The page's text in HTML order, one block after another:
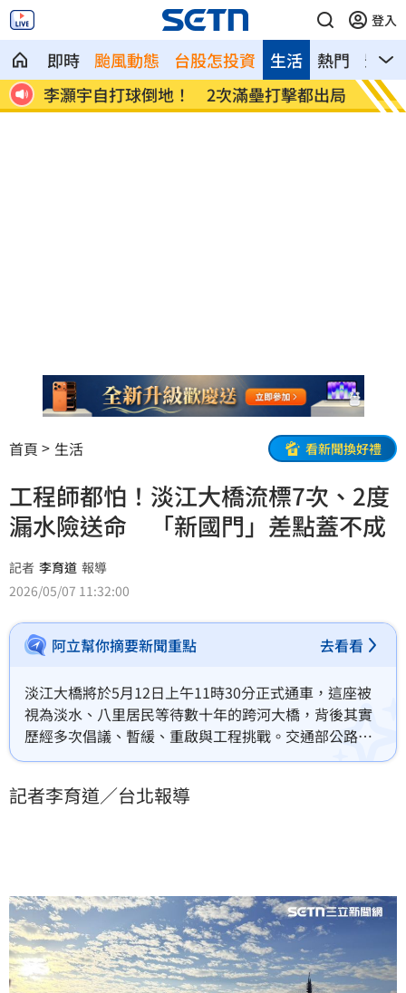
登入
即時 颱風動態 台股怎投資 熱門 影音
生活
爐
李灝宇自打球倒地！ 2次滿壘打擊都出局
Mina
相
首頁 生活 看新聞換好禮
工程師都怕！淡江大橋流標7次、2度
漏水險送命 「新國門」差點蓋不成
記者 李育道 報導
2026/05/07 11:32:00
阿立幫你摘要新聞重點 去看看
淡江大橋將於5月12日上午11時30分正式通車，這座被
視為淡水、八里居民等待數十年的跨河大橋，背後其實
歷經多次倡議、暫緩、重啟與工程挑戰。交通部公路局
長林福山今（7）日接受廣播節目專訪時指出，淡江大橋
評、生態與景觀衝擊等因素影響，直到台北港開港、台
記者李育道／台北報導